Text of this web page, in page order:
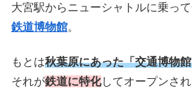
大宮駅からニューシャトルに乗っ
鉄道博物館。
もとは秋葉原にあった「交通博物
それが鉄道に特化してオープンされ